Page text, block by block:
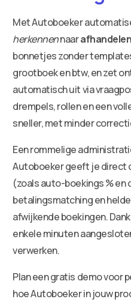
Met Autoboeker
herkennennaarafhandelen
bonnetjes zonder
grootboek en btw, en zet
automatisch uit via
drempels, rollen en een
sneller, met minder
Een rommelige
Autoboeker geeft je direct
(zoals auto-boekings % en
betalingsmatching en
afwijkende boekingen.
enkele minuten
verwerken.
Plan een gratis demo voor
hoe Autoboeker in jouw